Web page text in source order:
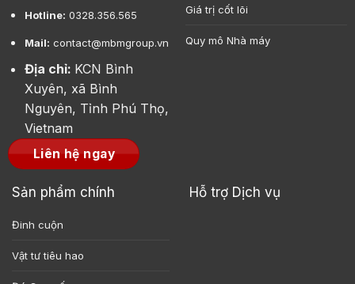
Hotline: 0328.356.565
Mail: contact@mbmgroup.vn
Địa chỉ: KCN Bình
Xuyên, xã Bình
Nguyên, Tỉnh Phú Thọ,
Vietnam
Liên hệ ngay
Giá trị cốt lõi
Quy mô Nhà máy
Sản phẩm chính
Đinh cuộn
Vật tư tiêu hao
Hỗ trợ Dịch vụ